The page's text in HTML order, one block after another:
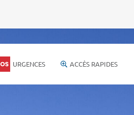
URGENCES ACCÈS RAPIDES